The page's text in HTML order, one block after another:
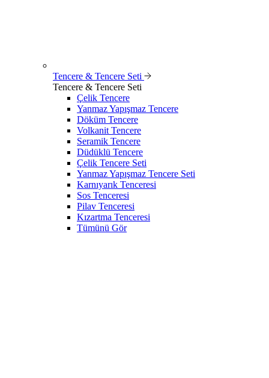
Tencere & Tencere Seti
Tencere & Tencere Seti
Çelik Tencere
Yanmaz Yapışmaz Tencere
Döküm Tencere
Volkanit Tencere
Seramik Tencere
Düdüklü Tencere
Çelik Tencere Seti
Yanmaz Yapışmaz Tencere Seti
Karnıyarık Tenceresi
Sos Tenceresi
Pilav Tenceresi
Kızartma Tenceresi
Tümünü Gör